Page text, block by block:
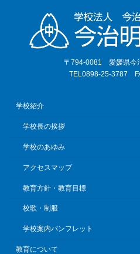
〒794-0081 愛媛県今
TEL0898-25-3787
学校紹介
学校長の挨拶
学校のあゆみ
アクセスマップ
教育方針・教育目標
校歌・制服
学校案内パンフレット
教育について